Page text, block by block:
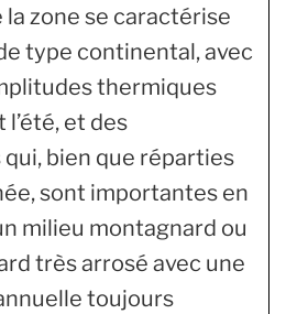
la zone se caractérise
type continental, avec
thermiques
l’été, et des
bien que réparties
sont importantes en
milieu montagnard ou
très arrosé avec une
toujours